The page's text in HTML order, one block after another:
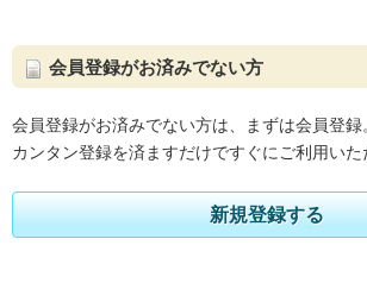
会員登録がお済みでない方
会員登録がお済みでない方は、まずは会員登録
カンタン登録を済ますだけですぐにご利用いた
新規登録する